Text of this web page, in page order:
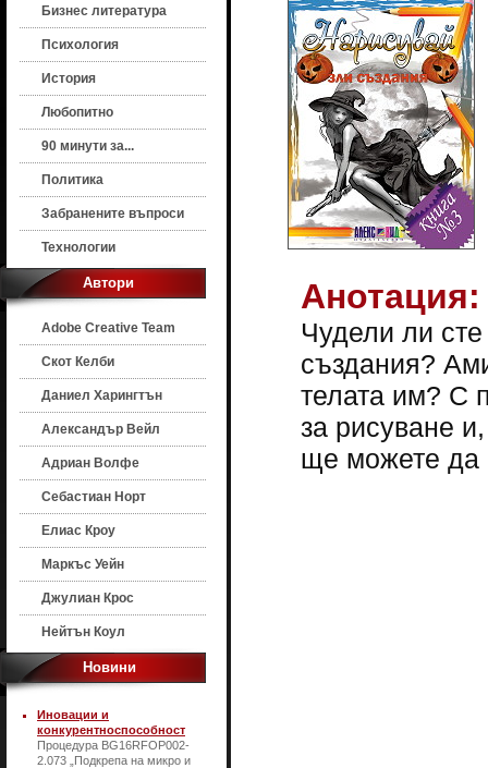
Бизнес литература
Психология
История
Любопитно
90 минути за...
Политика
Забранените въпроси
Технологии
Автори
Adobe Creative Team
Скот Келби
Даниел Харингтън
Александър Вейл
Адриан Волфе
Себастиан Норт
Елиас Кроу
Маркъс Уейн
Джулиан Крос
Нейтън Коул
Новини
Иновации и
конкурентноспособност
Процедура BG16RFOP002-
2.073 „Подкрепа на микро и
Анотация:
Чудели ли
създания?
телата им? С
за рисуване
ще можете да